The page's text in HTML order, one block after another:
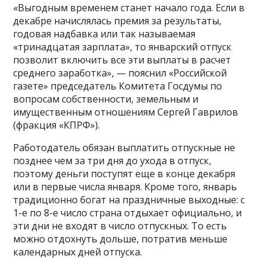
«Выгодным временем станет начало года. Если в
декабре начислялась премия за результаты,
годовая надбавка или так называемая
«тринадцатая зарплата», то январский отпуск
позволит включить все эти выплаты в расчет
среднего заработка», — пояснил «Российской
газете» председатель Комитета Госдумы по
вопросам собственности, земельным и
имущественным отношениям Сергей Гаврилов
(фракция «КПРФ»).
Работодатель обязан выплатить отпускные не
позднее чем за три дня до ухода в отпуск,
поэтому деньги поступят еще в конце декабря
или в первые числа января. Кроме того, январь
традиционно богат на праздничные выходные: с
1-е по 8-е число страна отдыхает официально, и
эти дни не входят в число отпускных. То есть
можно отдохнуть дольше, потратив меньше
календарных дней отпуска.